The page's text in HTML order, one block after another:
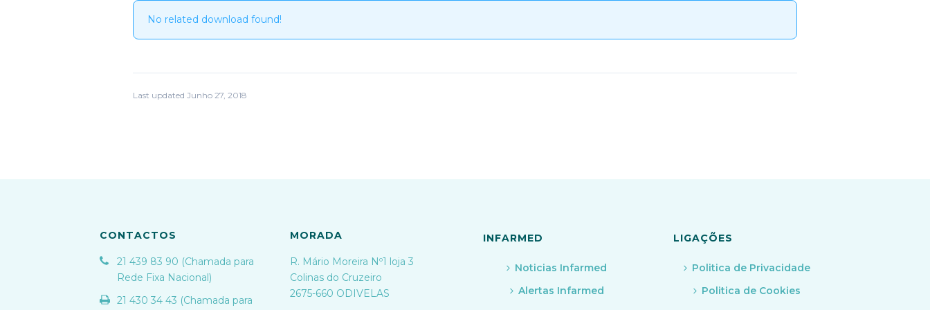
No related download found!
Last updated Junho 27, 2018
CONTACTOS
21 439 83 90 (Chamada para
Rede Fixa Nacional)
21 430 34 43 (Chamada para
MORADA
R. Mário Moreira Nº1 loja 3
Colinas do Cruzeiro
2675-660 ODIVELAS
INFARMED
Noticias Infarmed
Alertas Infarmed
LIGAÇÕES
Politica de Privacidade
Politica de Cookies